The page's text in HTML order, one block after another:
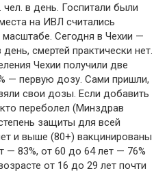
в день. Госпитали были
на ИВЛ считались
Сегодня в Чехии —
смертей практически нет.
Чехии получили две
— первую дозу. Сами пришли,
свои дозы. Если добавить
переболел (Минздрав
защиты для всей
и выше (80+) вакцинированы
— 83%, от 60 до 64 лет — 76%
от 16 до 29 лет почти